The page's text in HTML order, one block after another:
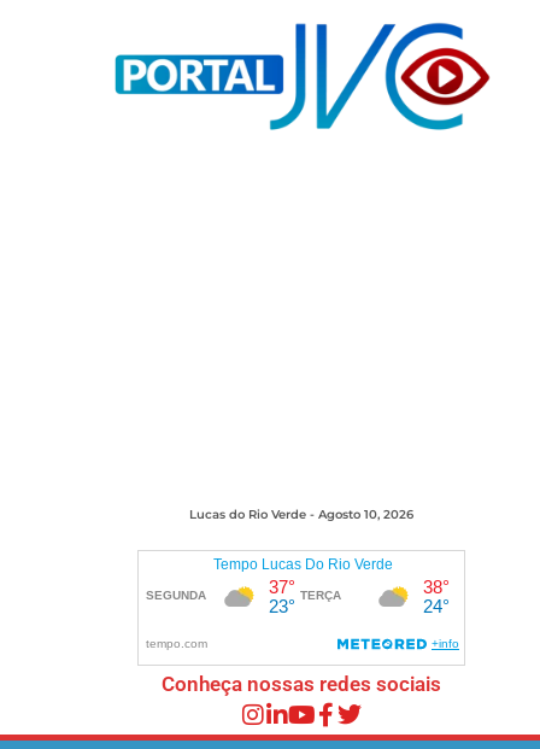
Lucas do Rio Verde - Agosto 10, 2026
Conheça nossas redes sociais